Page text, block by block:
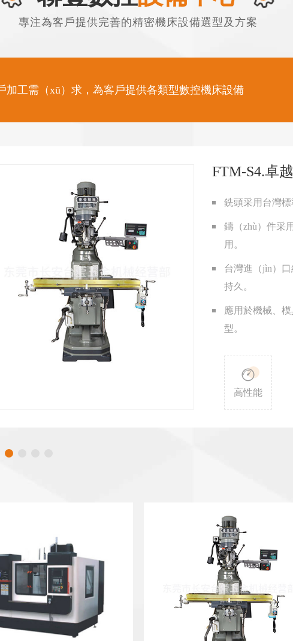
專注為客戶提供完善的精密機床設備選型及方案
加工需（xū）求，為客戶提供各類型數控機床設備
FTM-S4.卓
銑頭采用台灣標
鑄（zhù）件采
用。
台灣進（jìn）
持久。
應用於機械、
型。

高性能
工（gōng）中心VMC-1060 台（tái）灣加工中心VMC-1270